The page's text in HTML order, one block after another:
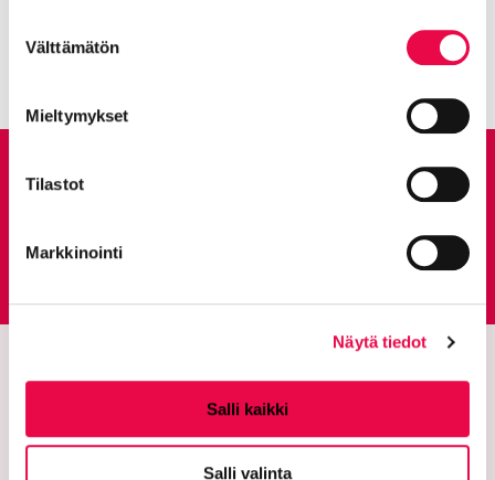
valinta
Välttämätön
Mieltymykset
Tilastot
Markkinointi
Näytä tiedot
Salli kaikki
Salli valinta
Siirtyy ulkoiselle